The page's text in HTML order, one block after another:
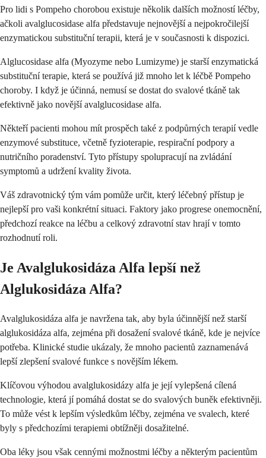
Pro lidi s Pompeho chorobou existuje několik dalších možností léčby,
ačkoli avalglucosidase alfa představuje nejnovější a nejpokročilejší
enzymatickou substituční terapii, která je v současnosti k dispozici.
Alglucosidase alfa (Myozyme nebo Lumizyme) je starší enzymatická
substituční terapie, která se používá již mnoho let k léčbě Pompeho
choroby. I když je účinná, nemusí se dostat do svalové tkáně tak
efektivně jako novější avalglucosidase alfa.
Někteří pacienti mohou mít prospěch také z podpůrných terapií vedle
enzymové substituce, včetně fyzioterapie, respirační podpory a
nutričního poradenství. Tyto přístupy spolupracují na zvládání
symptomů a udržení kvality života.
Váš zdravotnický tým vám pomůže určit, který léčebný přístup je
nejlepší pro vaši konkrétní situaci. Faktory jako progrese onemocnění,
předchozí reakce na léčbu a celkový zdravotní stav hrají v tomto
rozhodnutí roli.
Je Avalglukosidáza Alfa lepší než
Alglukosidáza Alfa?
Avalglukosidáza alfa je navržena tak, aby byla účinnější než starší
alglukosidáza alfa, zejména při dosažení svalové tkáně, kde je nejvíce
potřeba. Klinické studie ukázaly, že mnoho pacientů zaznamenává
lepší zlepšení svalové funkce s novějším lékem.
Klíčovou výhodou avalglukosidázy alfa je její vylepšená cílená
technologie, která jí pomáhá dostat se do svalových buněk efektivněji.
To může vést k lepším výsledkům léčby, zejména ve svalech, které
byly s předchozími terapiemi obtížněji dosažitelné.
Oba léky jsou však cennými možnostmi léčby a některým pacientům